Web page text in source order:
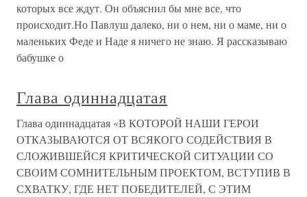
которых все ждут. Он объяснил бы мне все, что
происходит.Но Павлуш далеко, ни о нем, ни о маме, ни о
маленьких Феде и Наде я ничего не знаю. Я рассказываю
бабушке о
Глава одиннадцатая
Глава одиннадцатая «В КОТОРОЙ НАШИ ГЕРОИ
ОТКАЗЫВАЮТСЯ ОТ ВСЯКОГО СОДЕЙСТВИЯ В
СЛОЖИВШЕЙСЯ КРИТИЧЕСКОЙ СИТУАЦИИ СО
СВОИМ СОМНИТЕЛЬНЫМ ПРОЕКТОМ, ВСТУПИВ В
СХВАТКУ, ГДЕ НЕТ ПОБЕДИТЕЛЕЙ, С ЭТИМ